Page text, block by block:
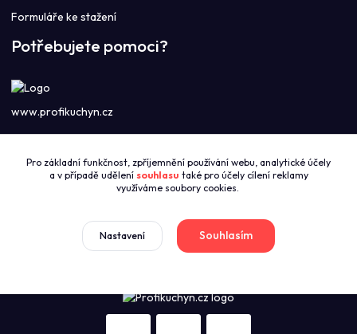
Formuláře ke stažení
Potřebujete pomoci?
www.profikuchyn.cz
+420774421626
(Po-Pá 8:00-16:00)
sales@profikuchyn.cz
Pro základní funkčnost, zpříjemnění používání webu, analytické účely
a v případě udělení souhlasu také pro účely cílení reklamy
využíváme soubory cookies.
Nastavení Souhlasím